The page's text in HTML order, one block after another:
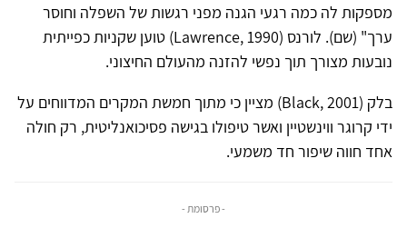
מספקות לה כמה רגעי הגנה מפני רגשות של השפלה וחוסר
ערך" (שם). לורנס (Lawrence, 1990) טוען שקניות כפייתית
נובעות מצורך תוך נפשי להזנה מהעולם החיצוני.
בלק (Black, 2001) מציין כי מתוך חמשת המקרים המדווחים על
ידי קרוגר ווינשטיין ואשר טיפולו בגישה פסיכואנליטית, רק חולה
אחד חווה שיפור חד משמעי.
- פרסומת -